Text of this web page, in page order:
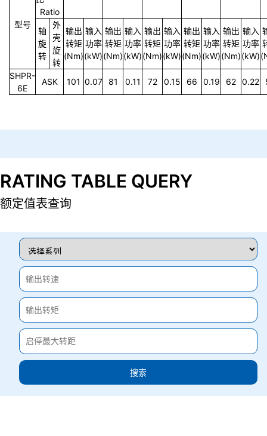
型号
Ratio
轴
旋
转
外
壳
旋
转
输出
转矩
(Nm)
输入
功率
(kW)
输出
转矩
(Nm)
输入
功率
(kW)
输出
转矩
(Nm)
输入
功率
(kW)
输出
转矩
(Nm)
输入
功率
(kW)
输出
转矩
(Nm)
输入
功率
(kW)
SHPR-
6E
ASK 101 0.07 81 0.11 72 0.15 66 0.19 62 0.22
RATING TABLE QUERY
额定值表查询
搜索